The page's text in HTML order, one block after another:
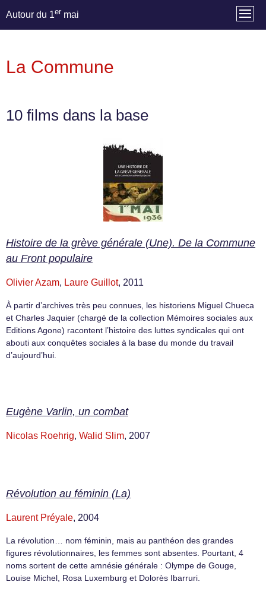
Autour du 1er mai
La Commune
10 films dans la base
Histoire de la grève générale (Une). De la Commune
au Front populaire
Olivier Azam, Laure Guillot, 2011
À partir d’archives très peu connues, les historiens Miguel Chueca
et Charles Jaquier (chargé de la collection Mémoires sociales aux
Editions Agone) racontent l’histoire des luttes syndicales qui ont
abouti aux conquêtes sociales à la base du monde du travail
d’aujourd’hui.
Eugène Varlin, un combat
Nicolas Roehrig, Walid Slim, 2007
Révolution au féminin (La)
Laurent Préyale, 2004
La révolution… nom féminin, mais au panthéon des grandes
figures révolutionnaires, les femmes sont absentes. Pourtant, 4
noms sortent de cette amnésie générale : Olympe de Gouge,
Louise Michel, Rosa Luxemburg et Dolorès Ibarruri.